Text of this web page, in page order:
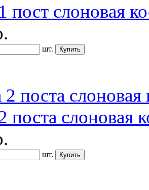
пост слоновая
шт.
поста слоновая
шт.